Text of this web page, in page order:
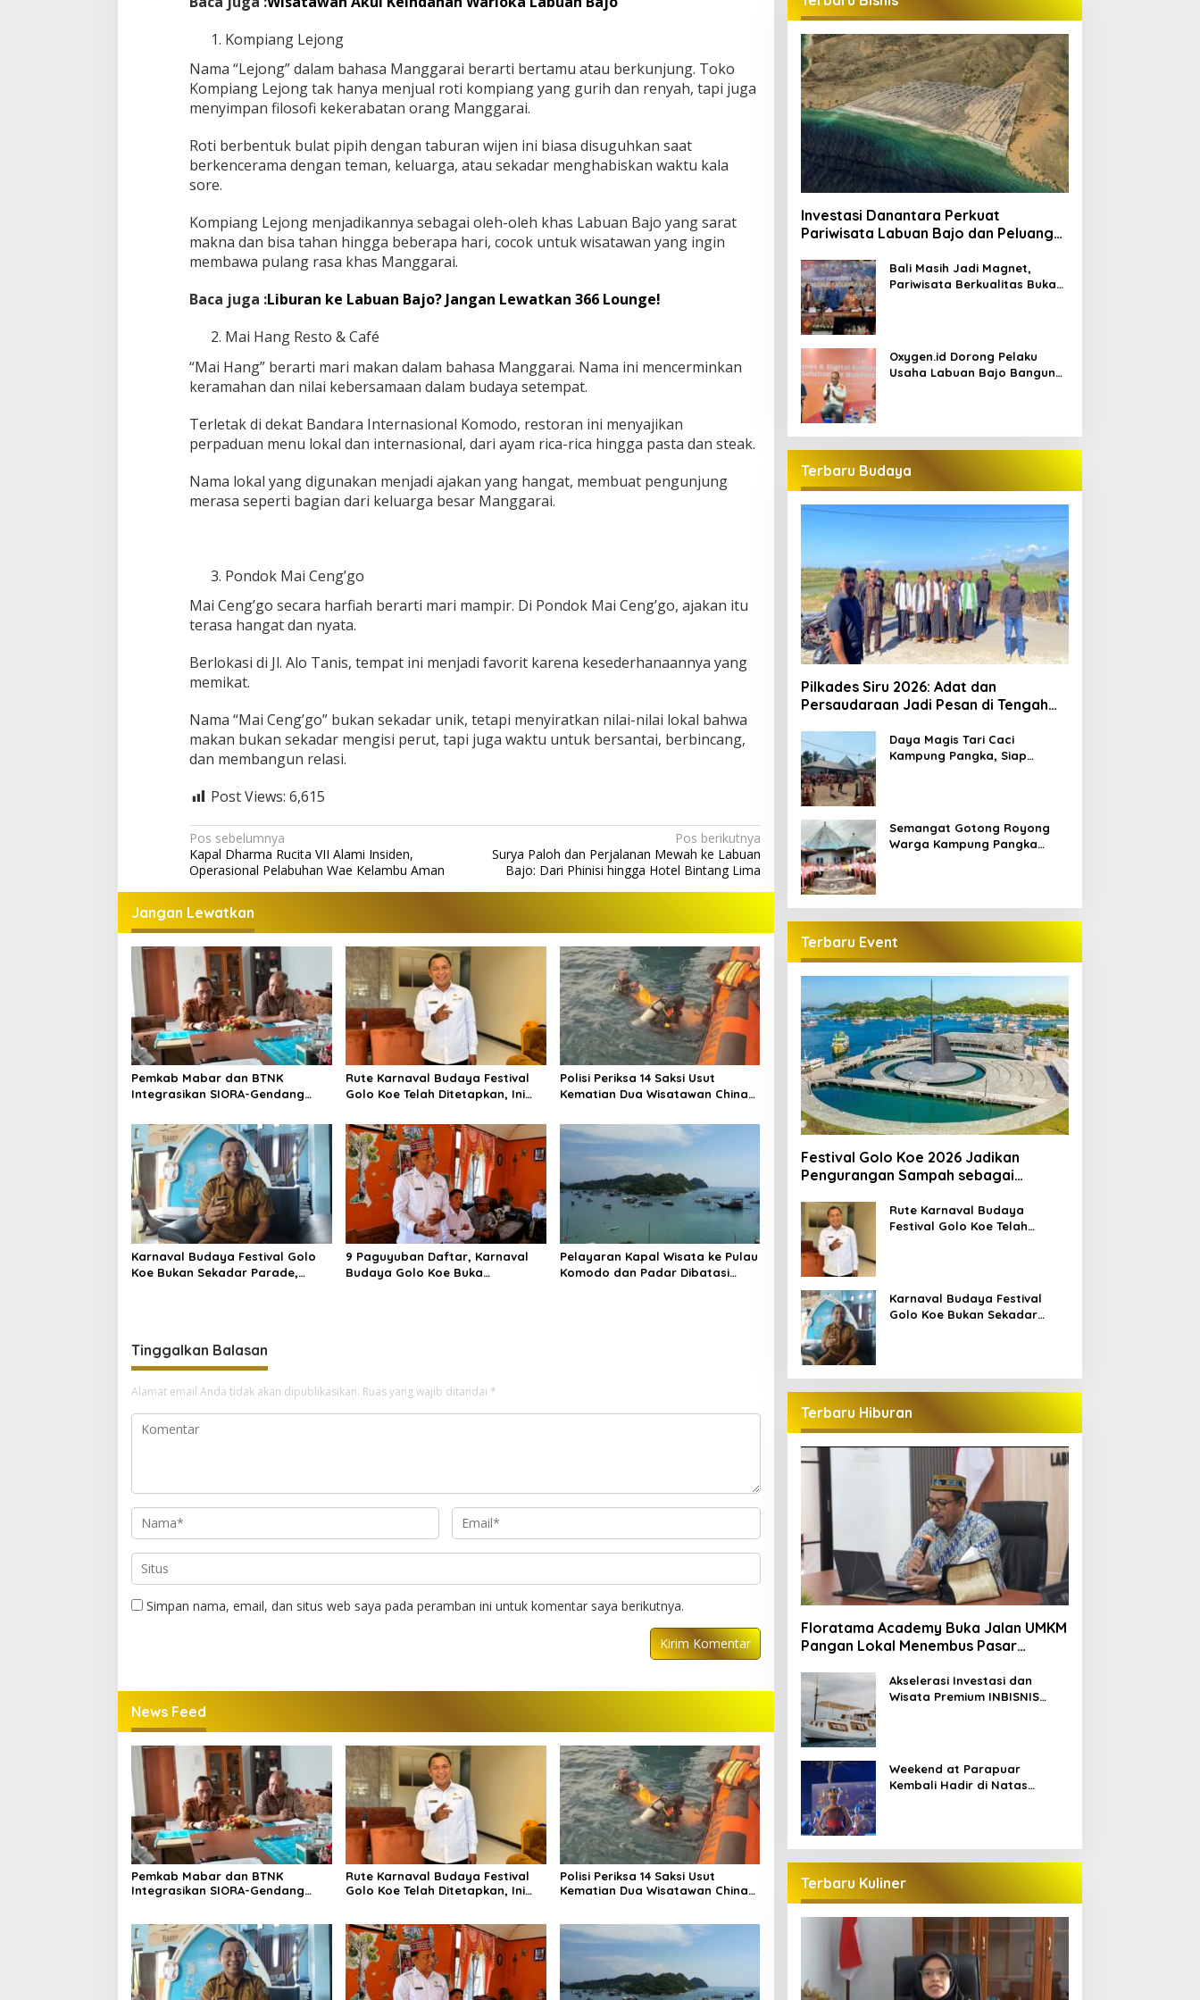
Kompiang Lejong
Nama “Lejong” dalam bahasa Manggarai berarti bertamu atau berkunjung. Toko
Kompiang Lejong tak hanya menjual roti kompiang yang gurih dan renyah, tapi juga
menyimpan filosofi kekerabatan orang Manggarai.
Roti berbentuk bulat pipih dengan taburan wijen ini biasa disuguhkan saat
berkencerama dengan teman, keluarga, atau sekadar menghabiskan waktu kala
sore.
Kompiang Lejong menjadikannya sebagai oleh-oleh khas Labuan Bajo yang sarat
makna dan bisa tahan hingga beberapa hari, cocok untuk wisatawan yang ingin
membawa pulang rasa khas Manggarai.
Baca juga :Liburan ke Labuan Bajo? Jangan Lewatkan 366 Lounge!
Mai Hang Resto & Café
“Mai Hang” berarti mari makan dalam bahasa Manggarai. Nama ini mencerminkan
keramahan dan nilai kebersamaan dalam budaya setempat.
Terletak di dekat Bandara Internasional Komodo, restoran ini menyajikan
perpaduan menu lokal dan internasional, dari ayam rica-rica hingga pasta dan steak.
Nama lokal yang digunakan menjadi ajakan yang hangat, membuat pengunjung
merasa seperti bagian dari keluarga besar Manggarai.
Pondok Mai Ceng’go
Mai Ceng’go secara harfiah berarti mari mampir. Di Pondok Mai Ceng’go, ajakan itu
terasa hangat dan nyata.
Berlokasi di Jl. Alo Tanis, tempat ini menjadi favorit karena kesederhanaannya yang
memikat.
Nama “Mai Ceng’go” bukan sekadar unik, tetapi menyiratkan nilai-nilai lokal bahwa
makan bukan sekadar mengisi perut, tapi juga waktu untuk bersantai, berbincang,
dan membangun relasi.
Post Views: 6,615
Navigasi
pos
Pos sebelumnya
Kapal Dharma Rucita VII Alami Insiden,
Operasional Pelabuhan Wae Kelambu Aman
Pos berikutnya
Surya Paloh dan Perjalanan Mewah ke Labuan
Bajo: Dari Phinisi hingga Hotel Bintang Lima
Jangan Lewatkan
Pemkab Mabar dan BTNK
Integrasikan SIORA-Gendang
Rute Karnaval Budaya Festival
Golo Koe Telah Ditetapkan, Ini
Polisi Periksa 14 Saksi Usut
Kematian Dua Wisatawan China
Karnaval Budaya Festival Golo
Koe Bukan Sekadar Parade,
9 Paguyuban Daftar, Karnaval
Budaya Golo Koe Buka
Pelayaran Kapal Wisata ke Pulau
Komodo dan Padar Dibatasi
Tinggalkan Balasan
Alamat email Anda tidak akan dipublikasikan. Ruas yang wajib ditandai *
Simpan nama, email, dan situs web saya pada peramban ini untuk komentar saya berikutnya.
News Feed
Pemkab Mabar dan BTNK
Integrasikan SIORA-Gendang
Rute Karnaval Budaya Festival
Golo Koe Telah Ditetapkan, Ini
Polisi Periksa 14 Saksi Usut
Kematian Dua Wisatawan China
Investasi Danantara Perkuat
Pariwisata Labuan Bajo dan Peluang
Bali Masih Jadi Magnet,
Pariwisata Berkualitas Buka
Oxygen.id Dorong Pelaku
Usaha Labuan Bajo Bangun
Terbaru Budaya
Pilkades Siru 2026: Adat dan
Persaudaraan Jadi Pesan di Tengah
Daya Magis Tari Caci
Kampung Pangka, Siap
Semangat Gotong Royong
Warga Kampung Pangka
Terbaru Event
Festival Golo Koe 2026 Jadikan
Pengurangan Sampah sebagai
Bajo
Rute Karnaval Budaya
Festival Golo Koe Telah
Karnaval Budaya Festival
Golo Koe Bukan Sekadar
Terbaru Hiburan
Floratama Academy Buka Jalan UMKM
Pangan Lokal Menembus Pasar
Akselerasi Investasi dan
Wisata Premium INBISNIS
Weekend at Parapuar
Kembali Hadir di Natas
Terbaru Kuliner